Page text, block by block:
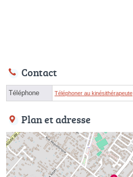
Contact
Téléphone Téléphoner au kinésithérapeute
Plan et adresse